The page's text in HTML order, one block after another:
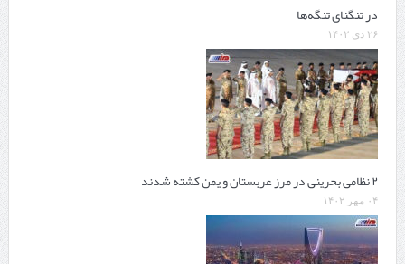
در تنگنای تنگه‌ها
۲۶ دی ۱۴۰۲
۲ نظامی بحرینی در مرز عربستان و یمن کشته شدند
۰۴ مهر ۱۴۰۲